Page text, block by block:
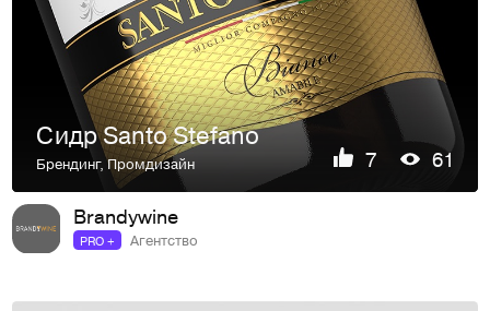
Сидр Santo Stefano
Брендинг,Промдизайн 7 61
Brandywine
PRO + Агентство